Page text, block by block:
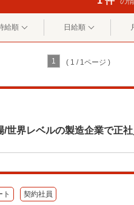
給順 日給順
1 ( 1 / 1ページ )
/世界レベルの製造企業で正
ト 契約社員